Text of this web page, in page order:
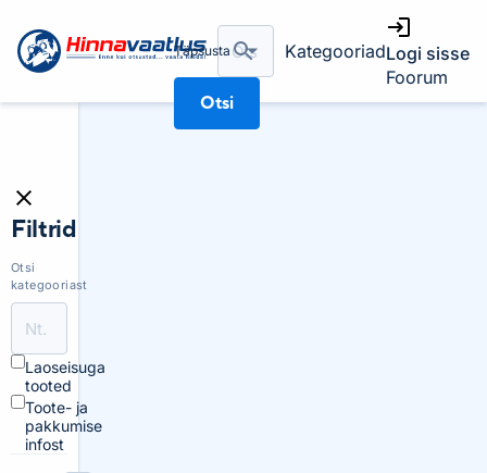
Täpsusta
Otsi
KategooriadLogi sisse
Foorum
Filtrid
Otsi
kategooriast
Laoseisuga
tooted
Toote- ja
pakkumise
infost